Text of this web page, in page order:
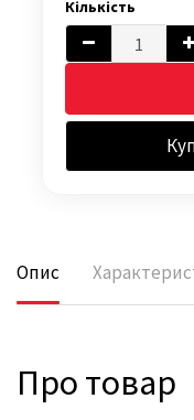
Кількість
Опис
Про товар